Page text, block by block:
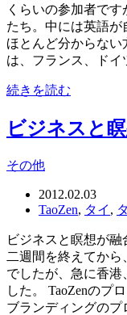
くらいの参加者で
たち。中には英語が
ほとんど分からな
は、フランス、ド
続きを読む
ビジネスと
その他
2012.02.03
TaoZen, タイ ,
ビジネスと瞑想が
二週間を終えてか
でしたが、急に香港
した。 TaoZenのプ
ブランディングのプ